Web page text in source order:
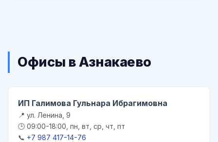
Офисы в Азнакаево
ИП Галимова Гульнара Ибрагимовна
📍 ул. Ленина, 9
🕒 09:00-18:00, пн, вт, ср, чт, пт
📞 +7 987 417-14-76